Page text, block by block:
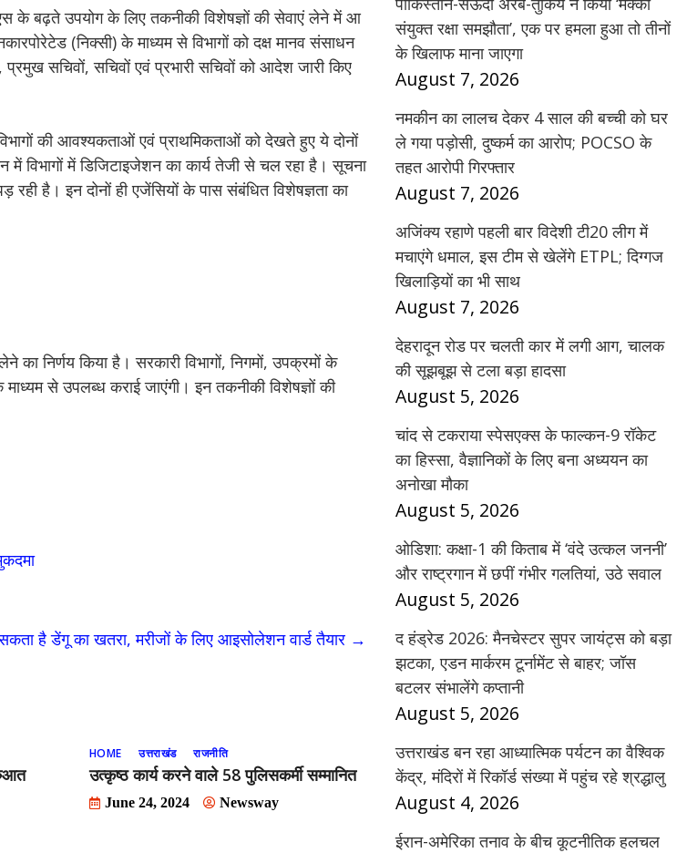
के बढ़ते उपयोग के लिए तकनीकी विशेषज्ञों की सेवाएं लेने में आ
(निक्सी) के माध्यम से विभागों को दक्ष मानव संसाधन
सचिवों, सचिवों एवं प्रभारी सचिवों को आदेश जारी किए
की आवश्यकताओं एवं प्राथमिकताओं को देखते हुए ये दोनों
में डिजिटाइजेशन का कार्य तेजी से चल रहा है। सूचना
रही है। इन दोनों ही एजेंसियों के पास संबंधित विशेषज्ञता का
निर्णय किया है। सरकारी विभागों, निगमों, उपक्रमों के
माध्यम से उपलब्ध कराई जाएंगी। इन तकनीकी विशेषज्ञों की
है डेंगू का खतरा, मरीजों के लिए आइसोलेशन वार्ड तैयार →
HOME उत्तराखंड राजनीति
उत्कृष्ठ कार्य करने वाले 58 पुलिसकर्मी सम्मानित
June 24, 2024 Newsway
संयुक्त रक्षा समझौता’, एक पर हमला हुआ तो तीनों
के खिलाफ माना जाएगा
August 7, 2026
नमकीन का लालच देकर 4 साल की बच्ची को घर
ले गया पड़ोसी, दुष्कर्म का आरोप; POCSO के
तहत आरोपी गिरफ्तार
August 7, 2026
अजिंक्य रहाणे पहली बार विदेशी टी20 लीग में
मचाएंगे धमाल, इस टीम से खेलेंगे ETPL; दिग्गज
खिलाड़ियों का भी साथ
August 7, 2026
देहरादून रोड पर चलती कार में लगी आग, चालक
की सूझबूझ से टला बड़ा हादसा
August 5, 2026
चांद से टकराया स्पेसएक्स के फाल्कन-9 रॉकेट
का हिस्सा, वैज्ञानिकों के लिए बना अध्ययन का
अनोखा मौका
August 5, 2026
ओडिशा: कक्षा-1 की किताब में ‘वंदे उत्कल जननी’
और राष्ट्रगान में छपीं गंभीर गलतियां, उठे सवाल
August 5, 2026
द हंड्रेड 2026: मैनचेस्टर सुपर जायंट्स को बड़ा
झटका, एडन मार्करम टूर्नामेंट से बाहर; जॉस
बटलर संभालेंगे कप्तानी
August 5, 2026
उत्तराखंड बन रहा आध्यात्मिक पर्यटन का वैश्विक
केंद्र, मंदिरों में रिकॉर्ड संख्या में पहुंच रहे श्रद्धालु
August 4, 2026
ईरान-अमेरिका तनाव के बीच कूटनीतिक हलचल